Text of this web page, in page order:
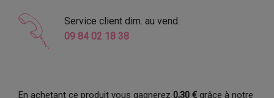
Service client dim. au vend.
09 84 02 18 38
En achetant ce produit vous gagnerez 0,30 € grâce à notre